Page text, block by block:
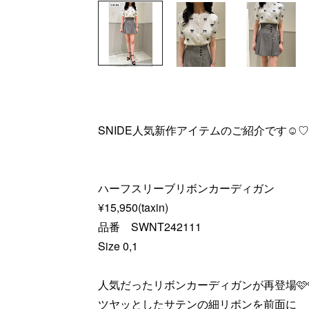
SNIDE人気新作アイテムのご紹介です
ハーフスリーブリボンカーディガン
¥15,950(taxin)
品番 SWNT242111
Size 0,1
人気だったリボンカーディガンが再登場
ツヤッとしたサテンの細リボンを前面に